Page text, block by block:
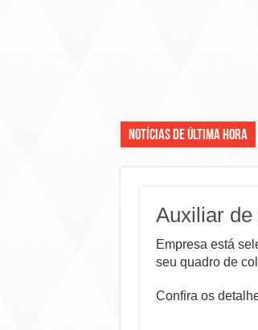
Notícias de Última Hora
Auxiliar de
Empresa está
seu quadro de
Confira os